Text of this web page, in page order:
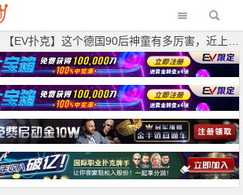
【EV扑克】这个德国90后神童有多厉害，近上亿扑克奖金要向中国玩家宣战！